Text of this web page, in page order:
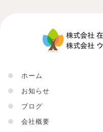
●
ホーム
●
お知らせ
●
ブログ
●
会社概要